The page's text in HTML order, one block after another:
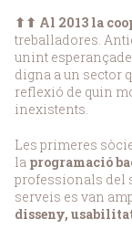
⬆⬆ Al 2013 la
treballadores.
unint
digna a un sector
reflexió de quin
inexistents.
Les primeres
la programació
professionals del
serveis es van
disseny,